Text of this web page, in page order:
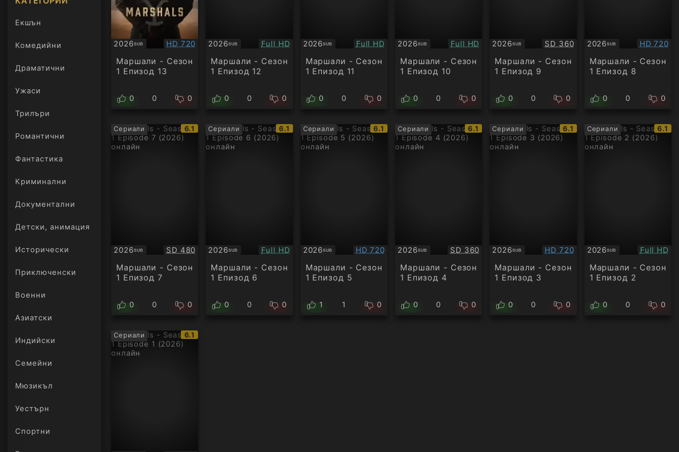
Екшън
Комедийни
Драматични
Ужаси
Трилъри
онлайн
Романтични
Фантастика
Криминални
Документални
Детски, анимация
Исторически
Приключенски
Военни
Азиатски
Индийски
Семейни
Мюзикъл
Уестърн
Спортни
2026SUB
Субтитри Качество:
HD 720
Маршали - Сезон
1 Епизод 13
0 0 0
2026SUB
Субтитри Качество:
Full HD
Маршали - Сезон
1 Епизод 12
0 0 0
2026SUB
Субтитри Качество:
Full HD
Маршали - Сезон
1 Епизод 11
0 0 0
2026SUB
Субтитри Качество:
Full HD
Маршали - Сезон
1 Епизод 10
0 0 0
2026SUB
Субтитри Качество:
SD 360
Маршали - Сезон
1 Епизод 9
0 0 0
2026SUB
Субтитри HD 720
Маршали - Сезон
1 Епизод 8
0 0 0
Сериали
IMDb
рейтинг:
6.1
2026SUB
Субтитри Качество:
SD 480
Маршали - Сезон
1 Епизод 7
0 0 0
Сериали
IMDb
рейтинг:
6.1
2026SUB
Субтитри Качество:
Full HD
Маршали - Сезон
1 Епизод 6
0 0 0
Сериали
IMDb
рейтинг:
6.1
2026SUB
Субтитри Качество:
HD 720
Маршали - Сезон
1 Епизод 5
1 1 0
Сериали
IMDb
рейтинг:
6.1
2026SUB
Субтитри Качество:
SD 360
Маршали - Сезон
1 Епизод 4
0 0 0
Сериали
IMDb
рейтинг:
6.1
2026SUB
Субтитри Качество:
HD 720
Маршали - Сезон
1 Епизод 3
0 0 0
Сериали
IMDb
6.1
2026SUB
Субтитри Full HD
Маршали - Сезон
1 Епизод 2
0 0 0
Сериали
IMDb
6.1